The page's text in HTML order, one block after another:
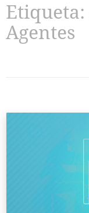
Etiqueta:
Agentes